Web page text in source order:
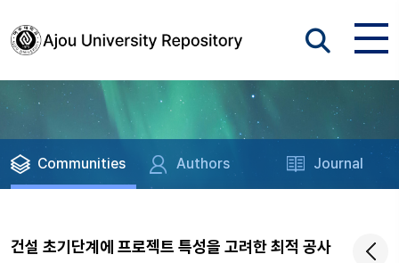
Communities Authors Journal
건설 초기단계에 프로젝트 특성을 고려한 최적 공사